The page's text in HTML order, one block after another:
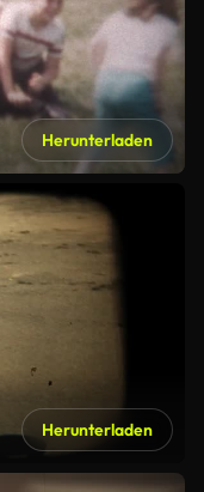
Herunterladen
Herunterladen